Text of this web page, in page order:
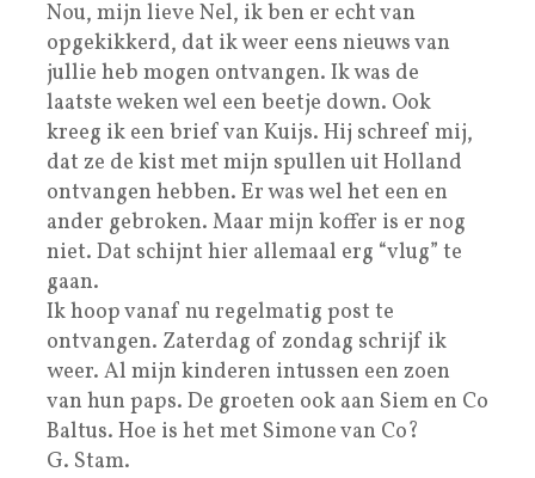
Nou, mijn lieve Nel, ik ben er echt van
opgekikkerd, dat ik weer eens nieuws van
jullie heb mogen ontvangen. Ik was de
laatste weken wel een beetje down. Ook
kreeg ik een brief van Kuijs. Hij schreef mij,
dat ze de kist met mijn spullen uit Holland
ontvangen hebben. Er was wel het een en
ander gebroken. Maar mijn koffer is er nog
niet. Dat schijnt hier allemaal erg “vlug” te
gaan.
Ik hoop vanaf nu regelmatig post te
ontvangen. Zaterdag of zondag schrijf ik
weer. Al mijn kinderen intussen een zoen
van hun paps. De groeten ook aan Siem en Co
Baltus. Hoe is het met Simone van Co?
G. Stam.